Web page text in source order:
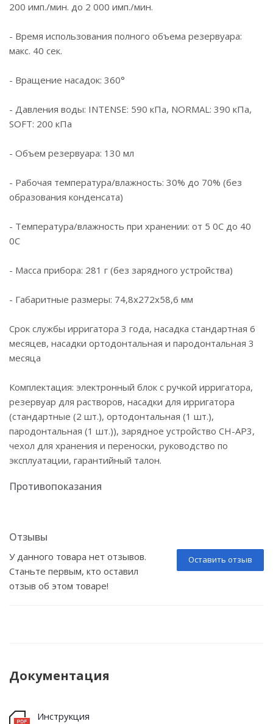
200 имп./мин. до 2 000 имп./мин.
- Время использования полного объема резервуара:
макс. 40 сек.
- Вращение насадок: 360°
- Давления воды: INTENSE: 590 кПа, NORMAL: 390 кПа,
SOFT: 200 кПа
- Объем резервуара: 130 мл
- Рабочая температура/влажность: 30% до 70% (без
образования конденсата)
- Температура/влажность при хранении: от 5 0С до 40
0С
- Масса прибора: 281 г (без зарядного устройства)
- Габаритные размеры: 74,8х272х58,6 мм
Срок службы ирригатора 3 года, насадка стандартная 6
месяцев, насадки ортодонтальная и пародонтальная 3
месяца
Комплектация: электронный блок с ручкой ирригатора,
резервуар для растворов, насадки для ирригатора
(стандартные (2 шт.), ортодонтальная (1 шт.),
пародонтальная (1 шт.)), зарядное устройство CH-AP3,
чехол для хранения и переноски, руководство по
эксплуатации, гарантийный талон.
Противопоказания
Отзывы
Оставить отзыв
У данного товара нет отзывов.
Станьте первым, кто оставил
отзыв об этом товаре!
Документация
Инструкция